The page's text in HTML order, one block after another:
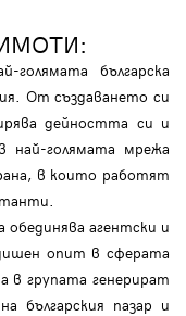
българска
От създаването си
дейността си и
най-голямата мрежа
в които работят
обединява агентски и
опит в сферата
групата генерират
българския пазар и